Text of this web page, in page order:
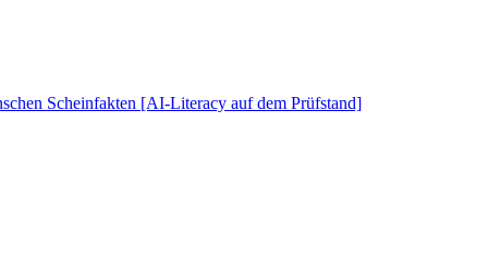
Scheinfakten [AI-Literacy auf dem Prüfstand]